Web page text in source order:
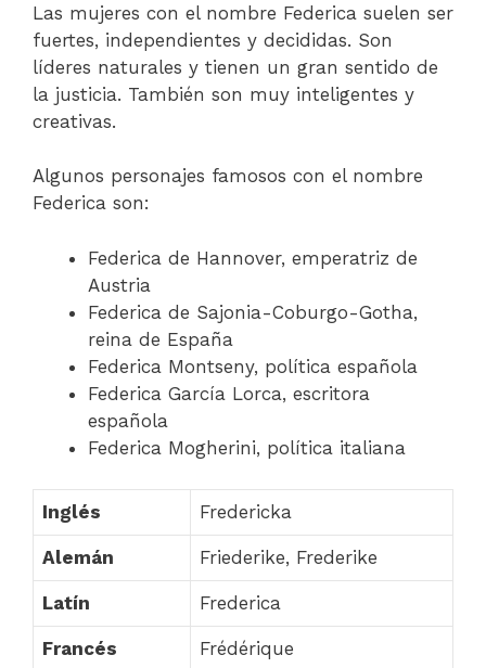
Las mujeres con el nombre Federica suelen ser
fuertes, independientes y decididas. Son
líderes naturales y tienen un gran sentido de
la justicia. También son muy inteligentes y
creativas.
Algunos personajes famosos con el nombre
Federica son:
Federica de Hannover, emperatriz de
Austria
Federica de Sajonia-Coburgo-Gotha,
reina de España
Federica Montseny, política española
Federica García Lorca, escritora
española
Federica Mogherini, política italiana
Inglés Fredericka
Alemán Friederike, Frederike
Latín Frederica
Francés Frédérique